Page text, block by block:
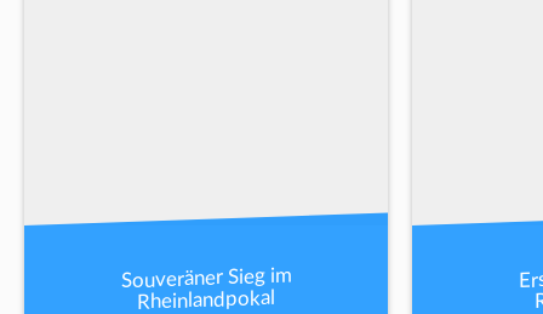
Souveräner Sieg im
Rheinlandpokal